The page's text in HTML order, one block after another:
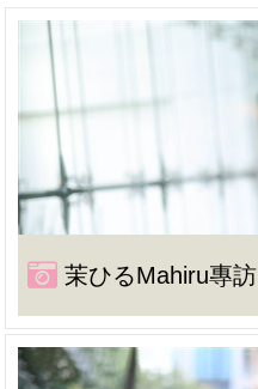
茉ひるMahiru專訪